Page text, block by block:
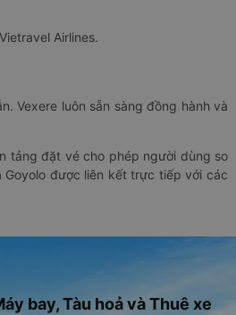
Airlines.
Vexere luôn sẵn sàng đồng hành và
tảng đặt vé cho phép người dùng so
được liên kết trực tiếp với các
bay, Tàu hoả và Thuê xe